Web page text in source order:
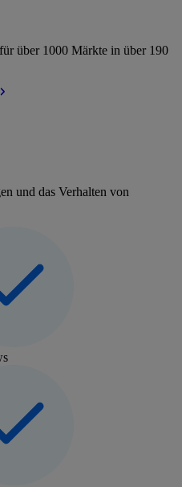
über 1000 Märkte in über 190
und das Verhalten von